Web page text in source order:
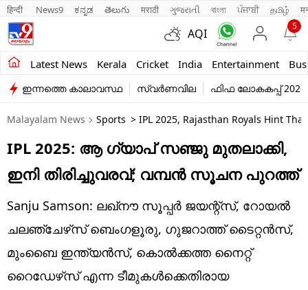
हिन्दी News9 ಕನ್ನಡ తెలుగు मराठी ગુજરાતી বাংলা ਪੰਜਾਬੀ தமிழ்
AQI
5
Latest News Kerala Cricket India Entertainment
Kerala
India
Entertainment
Business
Education
Sports
Lifestyle
world
ഇന്നത്തെ കാലാവസ്ഥ സ്വർണവില ഫിഫ ലോകകപ്പ് 2026
Malayalam News Sports > IPL 2025, Rajasthan Royals Hint
IPL 2025: ആ ഗ്യാപ് സഞ്ജു മുതലാക്കി,
ഇനി തിരിച്ചുവരവ്; വമ്പന്‍ സൂചന പുറത്ത്‌
Sanju Samson: ലഖ്‌നൗ സൂപ്പര്‍ ജയന്റ്‌സ്, റോയല്‍
ചലഞ്ചേഴ്‌സ് ബെംഗളൂരു, ഗുജറാത്ത് ടൈറ്റന്‍സ്,
മുംബൈ ഇന്ത്യന്‍സ്, കൊല്‍ക്കത്ത നൈറ്റ്
റൈഡേഴ്‌സ് എന്ന ടീമുകള്‍ക്കെതിരായ